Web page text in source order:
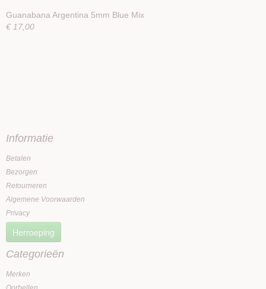
Guanabana Argentina 5mm Blue Mix
€ 17,00
Informatie
Betalen
Bezorgen
Retourneren
Algemene Voorwaarden
Privacy
Herroeping
Categorieën
Merken